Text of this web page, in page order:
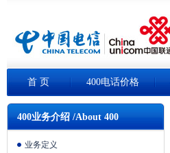
首 页 400电话价格
400业务介绍 /About 400
业务定义